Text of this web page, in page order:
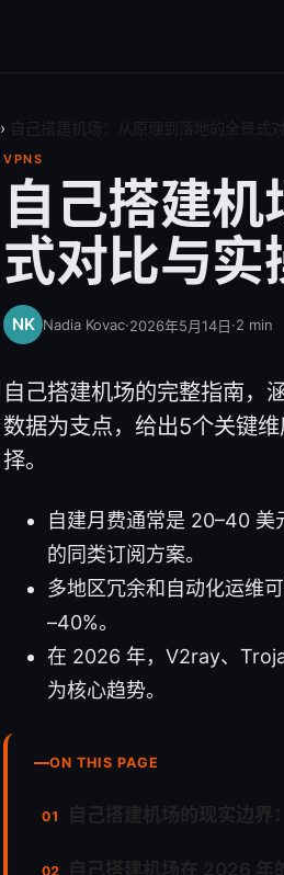
›
VPNS
自己搭建
式对比与实
Nadia Kovac·2026年5月14日·2 min
自己搭建机场的完整指南，
数据为支点，给出5个关键
择。
自建月费通常是 20–40 美
的同类订阅方案。
多地区冗余和自动化运维
–40%。
在 2026 年，V2ray、
为核心趋势。
ON THIS PAGE